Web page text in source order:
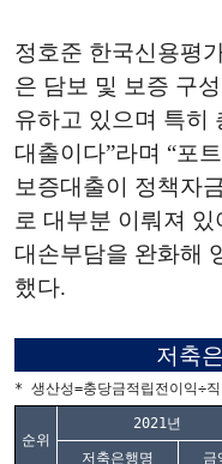
정호준 한국신용평
은 담보 및 보증 구
유하고 있으며 특히
대출이다”라며 “포
보증대출이 정책자
로 대부분 이뤄져
대손부담을 완화해
했다.
저축
* 생산성=충당금적립전이익÷직
순위
2021년
저축은행명 금